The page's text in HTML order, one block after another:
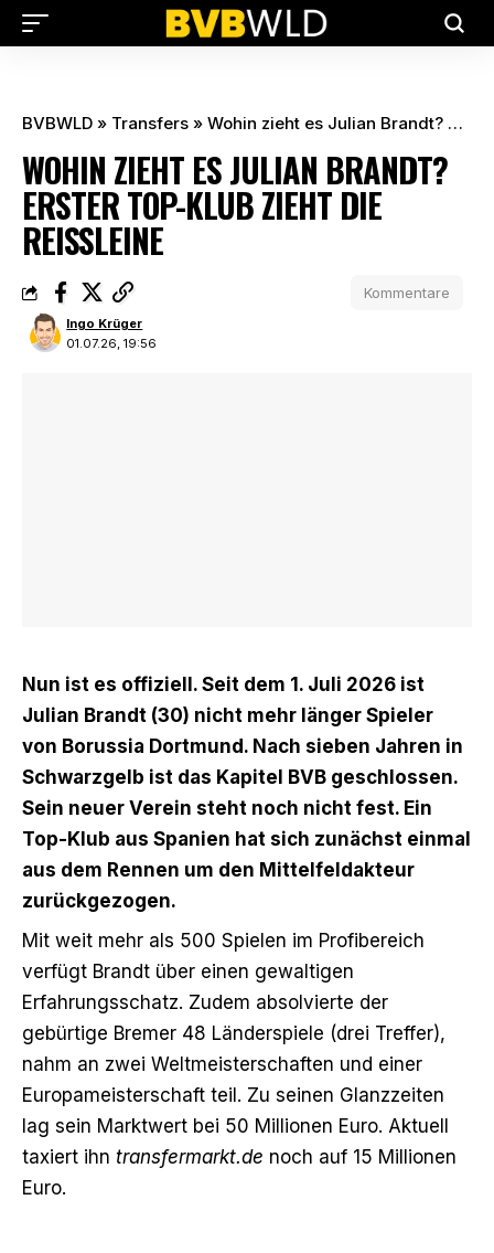
BVBWLD » Transfers » Wohin zieht es Julian Brandt? Erster Top-Klub zieht die Reißleine
WOHIN ZIEHT ES JULIAN BRANDT?
ERSTER TOP-KLUB ZIEHT DIE
REISSLEINE
01.07.26, 19:56
Ingo Krüger
Kommentare
Nun ist es offiziell. Seit dem 1. Juli 2026 ist
Julian Brandt (30) nicht mehr länger Spieler
von Borussia Dortmund. Nach sieben Jahren in
Schwarzgelb ist das Kapitel BVB geschlossen.
Sein neuer Verein steht noch nicht fest. Ein
Top-Klub aus Spanien hat sich zunächst einmal
aus dem Rennen um den Mittelfeldakteur
zurückgezogen.
Mit weit mehr als 500 Spielen im Profibereich
verfügt Brandt über einen gewaltigen
Erfahrungsschatz. Zudem absolvierte der
gebürtige Bremer 48 Länderspiele (drei Treffer),
nahm an zwei Weltmeisterschaften und einer
Europameisterschaft teil. Zu seinen Glanzzeiten
lag sein Marktwert bei 50 Millionen Euro. Aktuell
taxiert ihn transfermarkt.de noch auf 15 Millionen
Euro.